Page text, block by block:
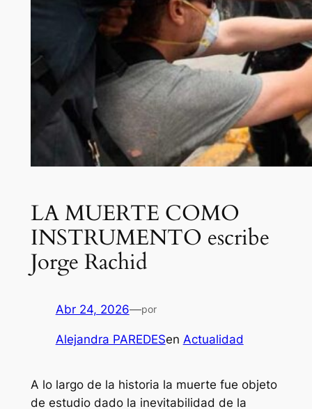
LA MUERTE COMO
INSTRUMENTO escribe
Jorge Rachid
Abr 24, 2026—por
Alejandra PAREDESen Actualidad
A lo largo de la historia la muerte fue objeto
de estudio dado la inevitabilidad de la